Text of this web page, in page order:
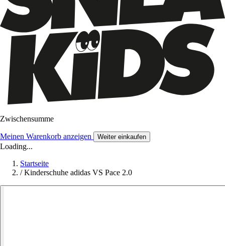
Zwischensumme
Meinen Warenkorb anzeigen Weiter einkaufen
Loading...
Startseite
/ Kinderschuhe adidas VS Pace 2.0